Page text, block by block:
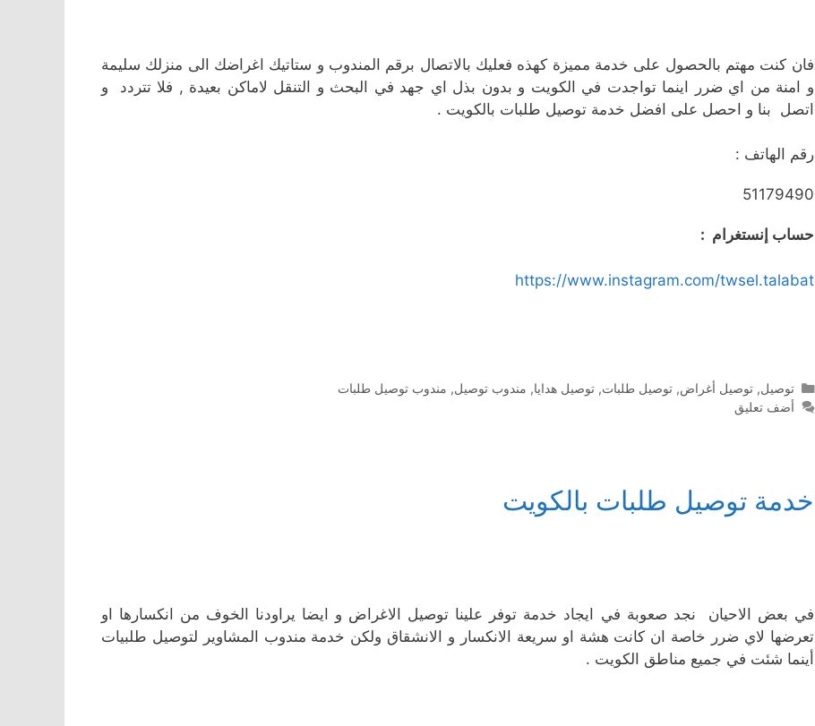
فان كنت مهتم بالحصول على خدمة مميزة كهذه فعليك بالاتصال برقم المندوب و ستاتيك اغراضك الى منزلك سليمة
و امنة من اي ضرر اينما تواجدت في الكويت و بدون بذل اي جهد في البحث و التنقل لاماكن بعيدة , فلا تتردد و
اتصل بنا و احصل على افضل خدمة توصيل طلبات بالكويت .
رقم الهاتف :
51179490
حساب إنستغرام :
https://www.instagram.com/twsel.talabat
التصنيفات
توصيل, توصيل أغراض, توصيل طلبات, توصيل هدايا, مندوب توصيل, مندوب توصيل طلبات
أضف تعليق
خدمة توصيل طلبات بالكويت
في بعض الاحيان نجد صعوبة في ايجاد خدمة توفر علينا توصيل الاغراض و ايضا يراودنا الخوف من انكسارها او
تعرضها لاي ضرر خاصة ان كانت هشة او سريعة الانكسار و الانشقاق ولكن خدمة مندوب المشاوير لتوصيل طلبيات
أينما شئت في جميع مناطق الكويت .